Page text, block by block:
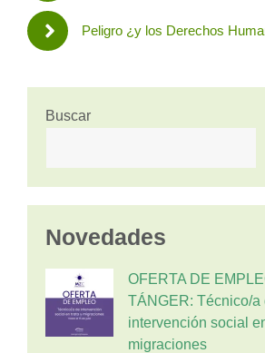
Peligro ¿y los Derechos
Buscar
Novedades
OFERTA DE
TÁNGER: Técnico/a
intervención social
migraciones